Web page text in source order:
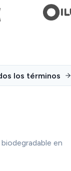
los términos
en